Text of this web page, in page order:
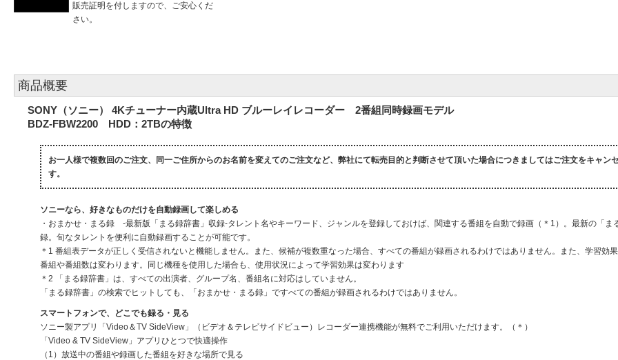
販売証明を付しますので、ご安心くだ
さい。
商品概要
SONY（ソニー） 4Kチューナー内蔵Ultra HD ブルーレイレコーダー 2番組同時録画モデル
BDZ-FBW2200 HDD：2TBの特徴
お一人様で複数回のご注文、同一ご住所からのお名前を変えてのご注文など、弊社にて転売目的と判断させて頂いた場合につきましてはご注文をキャン
す。
ソニーなら、好きなものだけを自動録画して楽しめる
・おまかせ・まる録 -最新版「まる録辞書」収録-タレント名やキーワード、ジャンルを登録しておけば、関連する番組を自動で録画（＊1）。最新の「ま
録。旬なタレントを便利に自動録画することが可能です。
＊1 番組表データが正しく受信されないと機能しません。また、候補が複数重なった場合、すべての番組が録画されるわけではありません。また、学習効
番組や番組数は変わります。同じ機種を使用した場合も、使用状況によって学習効果は変わります
＊2 「まる録辞書」は、すべての出演者、グループ名、番組名に対応はしていません。
「まる録辞書」の検索でヒットしても、「おまかせ・まる録」ですべての番組が録画されるわけではありません。
スマートフォンで、どこでも録る・見る
ソニー製アプリ「Video＆TV SideView」（ビデオ＆テレビサイドビュー）レコーダー連携機能が無料でご利用いただけます。（＊）
「Video & TV SideView」アプリひとつで快適操作
（1）放送中の番組や録画した番組を好きな場所で見る